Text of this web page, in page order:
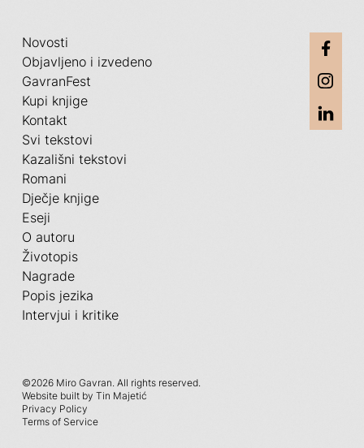
Novosti
Objavljeno i izvedeno
GavranFest
Kupi knjige
Kontakt
Svi tekstovi
Kazališni tekstovi
Romani
Dječje knjige
Eseji
O autoru
Životopis
Nagrade
Popis jezika
Intervjui i kritike
©2026 Miro Gavran. All rights reserved.
Website built by Tin Majetić
Privacy Policy
Terms of Service